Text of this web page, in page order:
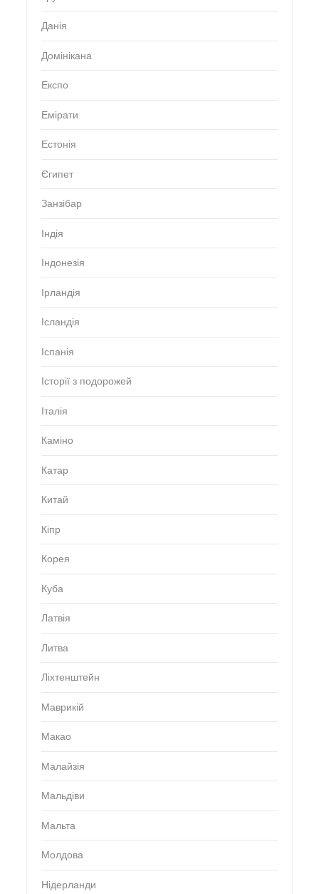
Данія
Домінікана
Експо
Емірати
Естонія
Єгипет
Занзібар
Індія
Індонезія
Ірландія
Ісландія
Іспанія
Історії з подорожей
Італія
Каміно
Катар
Китай
Кіпр
Корея
Куба
Латвія
Литва
Ліхтенштейн
Маврикій
Макао
Малайзія
Мальдіви
Мальта
Молдова
Нідерланди